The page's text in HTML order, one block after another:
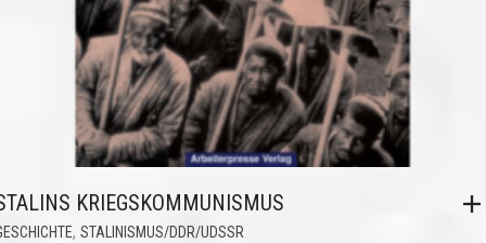
KRIEGSKOMMUNISMUS
, STALINISMUS/DDR/UDSSR